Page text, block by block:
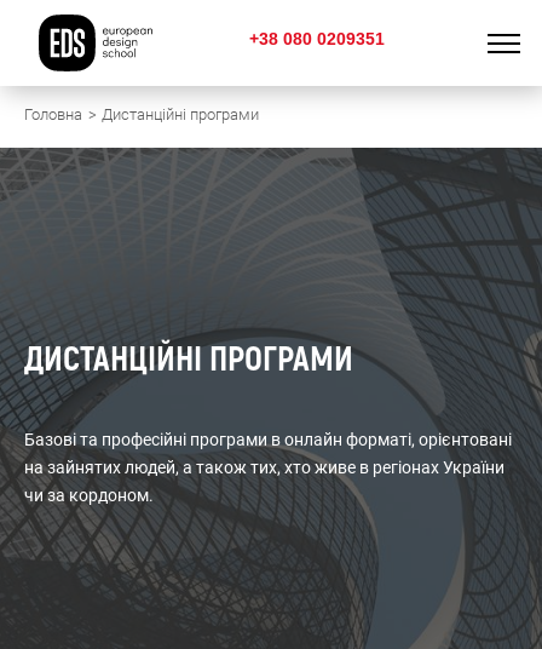
+38 080 0209351
Головна Дистанцiйнi програми
ДИСТАНЦIЙНI ПРОГРАМИ
Базові та професійні програми в онлайн форматі, орієнтовані
на зайнятих людей, а також тих, хто живе в регіонах України
чи за кордоном.